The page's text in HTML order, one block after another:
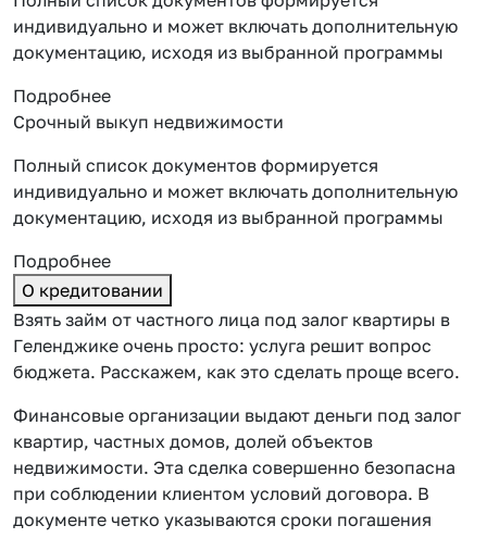
индивидуально и может включать дополнительную
документацию, исходя из выбранной программы
Подробнее
Срочный выкуп недвижимости
Полный список документов формируется
индивидуально и может включать дополнительную
документацию, исходя из выбранной программы
Подробнее
О кредитовании
Взять займ от частного лица под залог квартиры в
Геленджике очень просто: услуга решит вопрос
бюджета. Расскажем, как это сделать проще всего.
Финансовые организации выдают деньги под залог
квартир, частных домов, долей объектов
недвижимости. Эта сделка совершенно безопасна
при соблюдении клиентом условий договора. В
документе четко указываются сроки погашения